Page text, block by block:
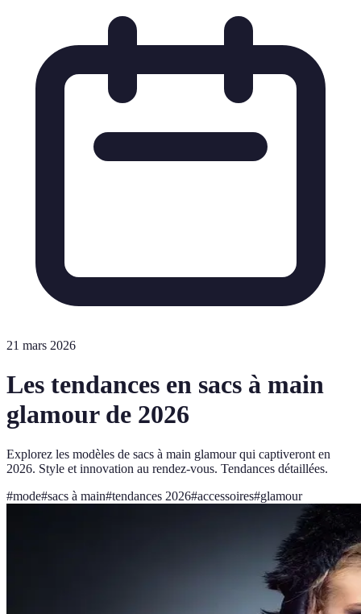
21 mars 2026
Les tendances en sacs à main
glamour de 2026
Explorez les modèles de sacs à main glamour qui captiveront en
2026. Style et innovation au rendez-vous. Tendances détaillées.
#mode#sacs à main#tendances 2026#accessoires#glamour